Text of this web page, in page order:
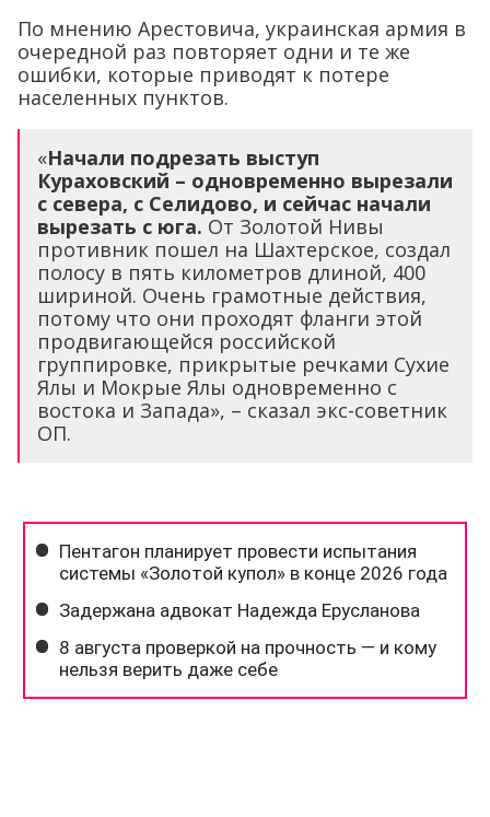
По мнению Арестовича, украинская армия в
очередной раз повторяет одни и те же
ошибки, которые приводят к потере
населенных пунктов.
«Начали подрезать выступ
Кураховский – одновременно вырезали
с севера, с Селидово, и сейчас начали
вырезать с юга. От Золотой Нивы
противник пошел на Шахтерское, создал
полосу в пять километров длиной, 400
шириной. Очень грамотные действия,
потому что они проходят фланги этой
продвигающейся российской
группировке, прикрытые речками Сухие
Ялы и Мокрые Ялы одновременно с
востока и Запада», – сказал экс-советник
ОП.